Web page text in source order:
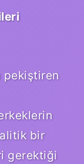
pekiştiren
bir
gerektiği